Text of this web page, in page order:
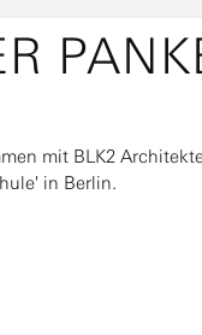
mit BLK2
in Berlin.